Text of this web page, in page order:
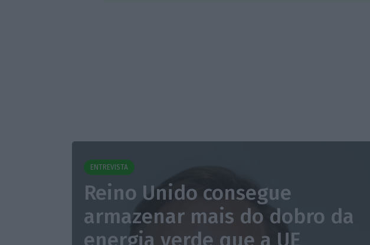
ENTREVISTA
Reino Unido consegue
armazenar mais do dobro da
energia verde que a UE